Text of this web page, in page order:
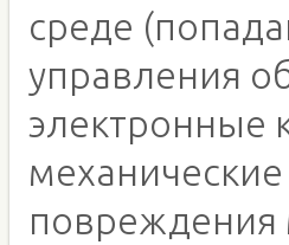
среде
управления
электронные
повреждения